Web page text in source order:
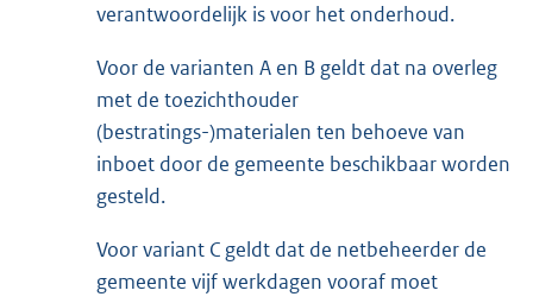
verantwoordelijk is voor het onderhoud.
Voor de varianten A en B geldt dat na overleg
met de toezichthouder
(bestratings-)materialen ten behoeve van
inboet door de gemeente beschikbaar worden
gesteld.
Voor variant C geldt dat de netbeheerder de
gemeente vijf werkdagen vooraf moet